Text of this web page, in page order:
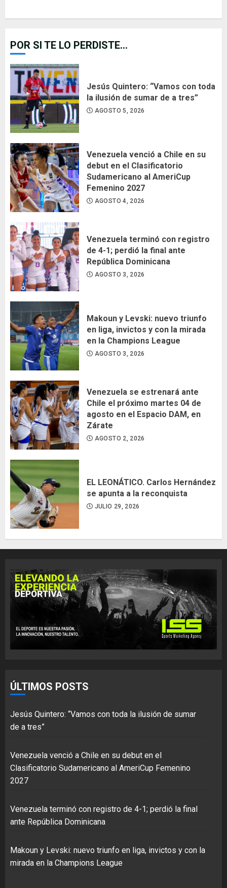
POR SI TE LO PERDISTE...
Jesús Quintero: “Vamos con toda
la ilusión de sumar de a tres”
AGOSTO 5, 2026
Venezuela venció a Chile en su
debut en el Clasificatorio
Sudamericano al AmeriCup
Femenino 2027
AGOSTO 4, 2026
Venezuela terminó con registro
de 4-1; perdió la final ante
República Dominicana
AGOSTO 3, 2026
Makoun y Levski: nuevo triunfo
en liga, invictos y con la mirada
en la Champions League
AGOSTO 3, 2026
Venezuela se estrenará ante
Chile el próximo martes 04 de
agosto en el Espacio DAM, en
Zárate
AGOSTO 2, 2026
EL LEONÁTICO. Carlos Hernández
se apunta a la reconquista
JULIO 29, 2026
ÚLTIMOS POSTS
Jesús Quintero: “Vamos con toda la ilusión de sumar
de a tres”
Venezuela venció a Chile en su debut en el
Clasificatorio Sudamericano al AmeriCup Femenino
2027
Venezuela terminó con registro de 4-1; perdió la final
ante República Dominicana
Makoun y Levski: nuevo triunfo en liga, invictos y con la
mirada en la Champions League